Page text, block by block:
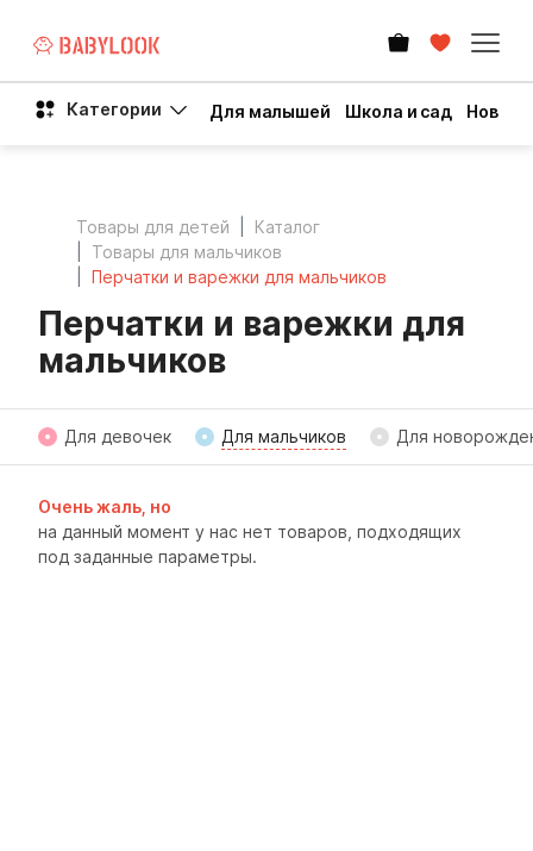
Категории Для малышей Школа и сад Новый
Товары для детей
Каталог
Товары для мальчиков
Перчатки и варежки для мальчиков
Перчатки и варежки для
мальчиков
Для девочек Для мальчиков Для
Очень жаль, но
на данный момент у нас нет товаров, подходящих
под заданные параметры.